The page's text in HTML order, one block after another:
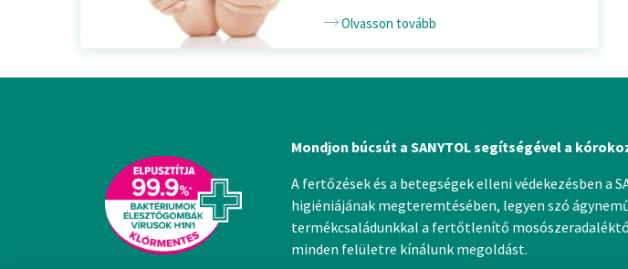
Olvasson tovább
Mondjon búcsút a SANYTOL segítségével a
A fertőzések és a betegségek elleni védekezésben
higiéniájának megteremtésében, legyen szó
termékcsaládunkkal a fertőtlenítő
minden felületre kínálunk megoldást.